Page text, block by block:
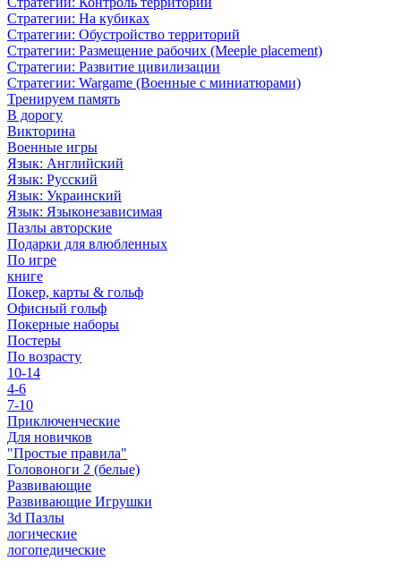
Стратегии: На кубиках
Стратегии: Обустройство территорий
Стратегии: Размещение рабочих (Meeple placement)
Стратегии: Развитие цивилизации
Стратегии: Wargame (Военные с миниатюрами)
Тренируем память
В дорогу
Викторина
Военные игры
Язык: Английский
Язык: Русский
Язык: Украинский
Язык: Языконезависимая
Пазлы авторские
Подарки для влюбленных
По игре
книге
Покер, карты & гольф
Офисный гольф
Покерные наборы
Постеры
По возрасту
10-14
4-6
7-10
Приключенческие
Для новичков
"Простые правила"
Головоноги 2 (белые)
Развивающие
Развивающие Игрушки
3d Пазлы
логические
логопедические